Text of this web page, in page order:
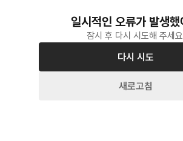
일시적인 오류가 발생했
잠시 후 다시 시도해 주세
다시 시도
새로고침